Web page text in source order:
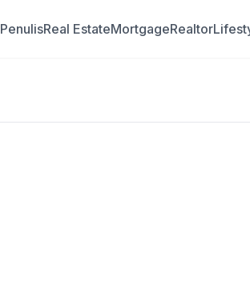
PenulisReal EstateMortgageRealtor